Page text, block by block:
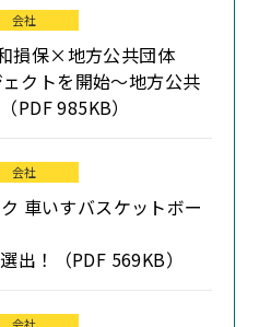
会社
損保×地方公共団体
クトを開始～地方公共
PDF 985KB）
会社
車いすバスケットボー
出！（PDF 569KB）